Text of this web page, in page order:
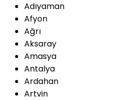
Adıyaman
Afyon
Ağrı
Aksaray
Amasya
Antalya
Ardahan
Artvin